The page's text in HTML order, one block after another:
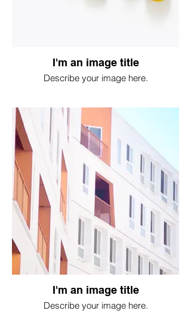
I'm an image title
Describe your image here.
I'm an image title
Describe your image here.